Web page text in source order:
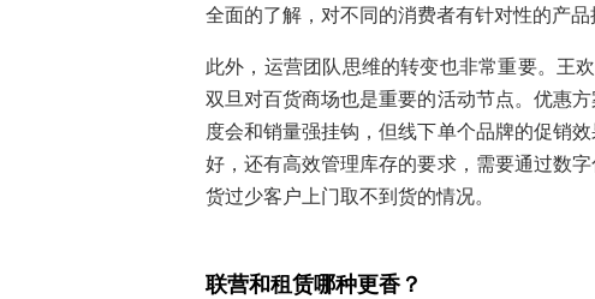
全面的了解，对不同的消费者有针对性的产品
此外，运营团队思维的转变也非常重要。王
双旦对百货商场也是重要的活动节点。优惠
度会和销量强挂钩，但线下单个品牌的促销
好，还有高效管理库存的要求，需要通过数
货过少客户上门取不到货的情况。
联营和租赁哪种更香？